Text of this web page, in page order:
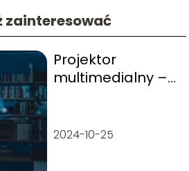
zainteresować
Projektor
multimedialny –
2024-10-25